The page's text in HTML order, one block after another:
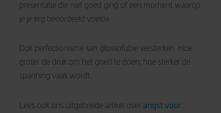
presentatie die niet goed ging of een moment waarop
je je erg beoordeeld voelde.
Ook perfectionisme kan glossofobie versterken. Hoe
groter de druk om het goed te doen, hoe sterker de
spanning vaak wordt.
Lees ook ons uitgebreide artikel overangst voor